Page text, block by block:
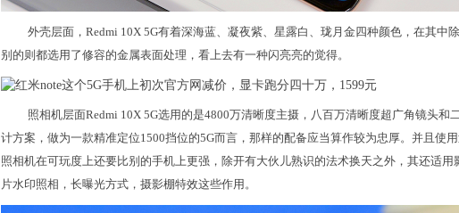
外壳层面，Redmi 10X 5G有着深海蓝、凝夜紫、星露白、珑月金四种颜色，在其中
别的则都选用了修容的金属表面处理，看上去有一种闪亮亮的觉得。
照相机层面Redmi 10X 5G选用的是4800万清晰度主摄，八百万清晰度超广角镜头
计方案，做为一款精准定位1500挡位的5G而言，那样的配备应当算作较为忠厚。并且使
照相机在可玩度上还要比别的手机上更强，除开有大伙儿熟识的法术换天之外，其还适
片水印照相，长曝光方式，摄影棚特效这些作用。